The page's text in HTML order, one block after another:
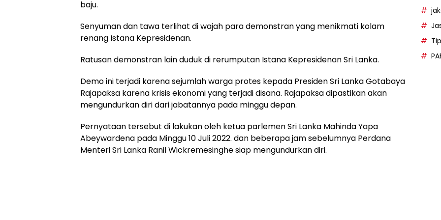
baju.
Senyuman dan tawa terlihat di wajah para demonstran yang menikmati kolam
renang Istana Kepresidenan.
Ratusan demonstran lain duduk di rerumputan Istana Kepresidenan Sri Lanka.
Demo ini terjadi karena sejumlah warga protes kepada Presiden Sri Lanka Gotabaya
Rajapaksa karena krisis ekonomi yang terjadi disana. Rajapaksa dipastikan akan
mengundurkan diri dari jabatannya pada minggu depan.
Pernyataan tersebut di lakukan oleh ketua parlemen Sri Lanka Mahinda Yapa
Abeywardena pada Minggu 10 Juli 2022. dan beberapa jam sebelumnya Perdana
Menteri Sri Lanka Ranil Wickremesinghe siap mengundurkan diri.